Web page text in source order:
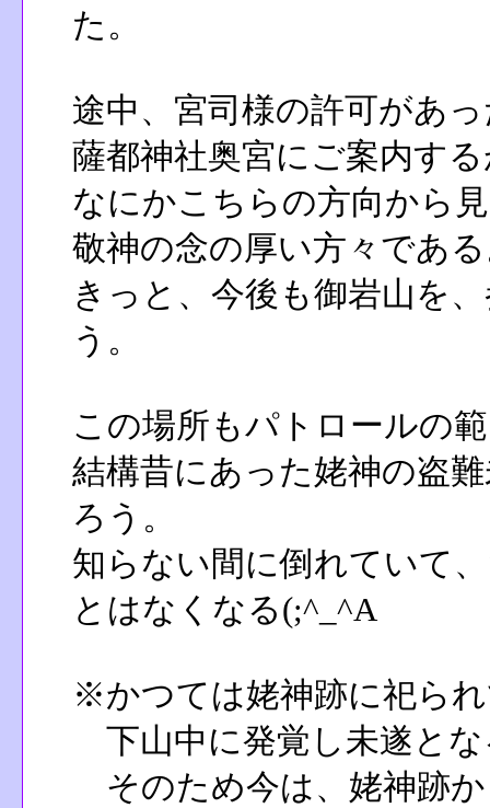
た。
途中、宮司様の許可があ
薩都神社奥宮にご案内す
なにかこちらの方向から
敬神の念の厚い方々であ
きっと、今後も御岩山を
う。
この場所もパトロールの
結構昔にあった姥神の盗
ろう。
知らない間に倒れていて
とはなくなる(;^_^A
※かつては姥神跡に祀ら
下山中に発覚し未遂とな
そのため今は、姥神跡